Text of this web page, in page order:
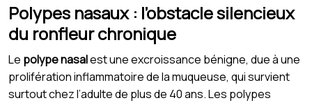
Polypes nasaux : l’obstacle silencieux
du ronfleur chronique
Le polype nasalest une excroissance bénigne, due à une
prolifération inflammatoire de la muqueuse, qui survient
surtout chez l’adulte de plus de 40 ans. Les polypes